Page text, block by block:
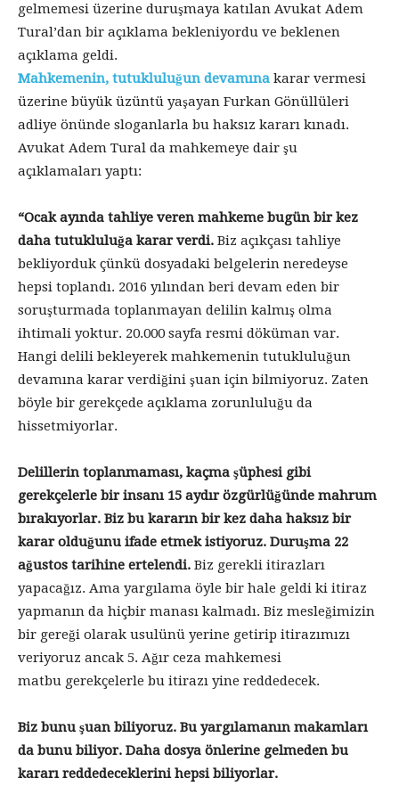
gelmemesi üzerine duruşmaya katılan Avukat Adem
Tural’dan bir açıklama bekleniyordu ve beklenen
açıklama geldi.
Mahkemenin, tutukluluğun devamına karar vermesi
üzerine büyük üzüntü yaşayan Furkan Gönüllüleri
adliye önünde sloganlarla bu haksız kararı kınadı.
Avukat Adem Tural da mahkemeye dair şu
açıklamaları yaptı:
“Ocak ayında tahliye veren mahkeme bugün bir kez
daha tutukluluğa karar verdi. Biz açıkçası tahliye
bekliyorduk çünkü dosyadaki belgelerin neredeyse
hepsi toplandı. 2016 yılından beri devam eden bir
soruşturmada toplanmayan delilin kalmış olma
ihtimali yoktur. 20.000 sayfa resmi döküman var.
Hangi delili bekleyerek mahkemenin tutukluluğun
devamına karar verdiğini şuan için bilmiyoruz. Zaten
böyle bir gerekçede açıklama zorunluluğu da
hissetmiyorlar.
Delillerin toplanmaması, kaçma şüphesi gibi
gerekçelerle bir insanı 15 aydır özgürlüğünde mahrum
bırakıyorlar. Biz bu kararın bir kez daha haksız bir
karar olduğunu ifade etmek istiyoruz. Duruşma 22
ağustos tarihine ertelendi. Biz gerekli itirazları
yapacağız. Ama yargılama öyle bir hale geldi ki itiraz
yapmanın da hiçbir manası kalmadı. Biz mesleğimizin
bir gereği olarak usulünü yerine getirip itirazımızı
veriyoruz ancak 5. Ağır ceza mahkemesi
matbu gerekçelerle bu itirazı yine reddedecek.
Biz bunu şuan biliyoruz. Bu yargılamanın makamları
da bunu biliyor. Daha dosya önlerine gelmeden bu
kararı reddedeceklerini hepsi biliyorlar.